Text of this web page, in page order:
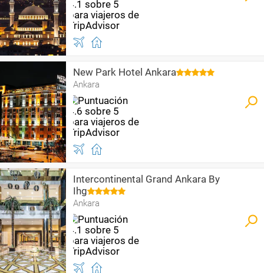
New Park Hotel Ankara
Ankara
Intercontinental Grand Ankara By
Ihg
Ankara